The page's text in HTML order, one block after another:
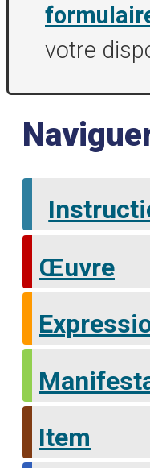
votre
Œuvre
Item